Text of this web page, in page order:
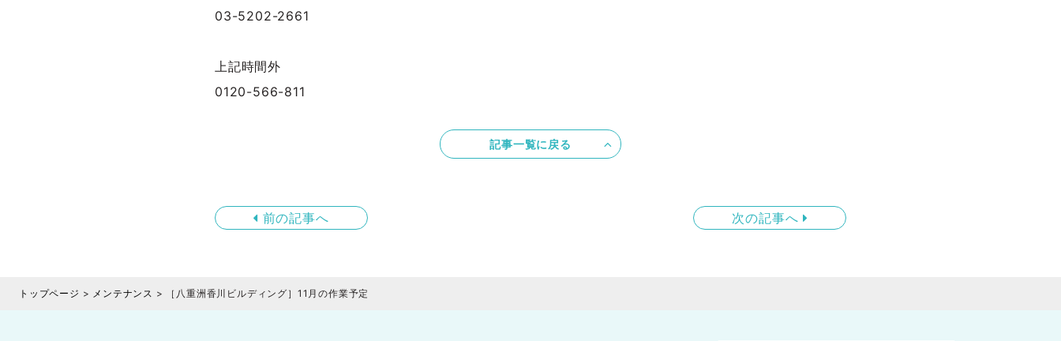
03-5202-2661
上記時間外
0120-566-811
記事一覧に戻る
前の記事へ 次の記事へ
トップページ > メンテナンス > ［八重洲香川ビルディング］11月の作業予定